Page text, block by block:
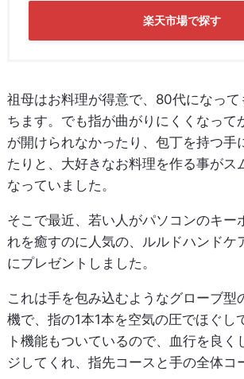
楽天市場で探す
祖母はお料理が得意で、80代になっ
ちます。でも指が曲がりにくくなって
が開けられなかったり、包丁を持つ手
たりと、大好きなお料理を作る事がス
なっていました。
そこで最近、若い人がパソコンのキー
れを癒すのに人気の、ルルドハンドケ
にプレゼントしました。
これは手を包み込むようなグローブ型
機で、指の1本1本を空気の圧でほぐし
ト機能もついているので、血行を良く
ジしてくれ、指先コースと手の全体コ